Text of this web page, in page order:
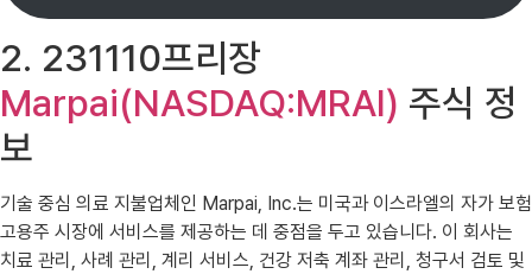
2. 231110프리장
Marpai(NASDAQ:MRAI) 주식 정
보
기술 중심 의료 지불업체인 Marpai, Inc.는 미국과 이스라엘의 자가 보험
고용주 시장에 서비스를 제공하는 데 중점을 두고 있습니다. 이 회사는
치료 관리, 사례 관리, 계리 서비스, 건강 저축 계좌 관리, 청구서 검토 및